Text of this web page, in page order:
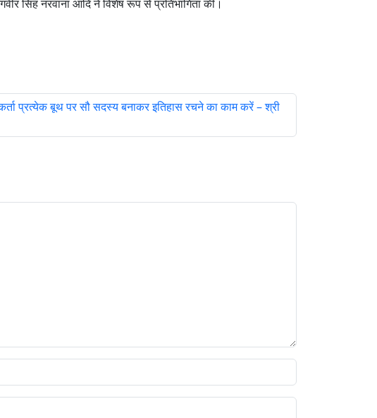
सिंह नरवाना आदि ने विशेष रूप से प्रतिभागिता की।
प्रत्येक बूथ पर सौ सदस्य बनाकर इतिहास रचने का काम करें – श्री